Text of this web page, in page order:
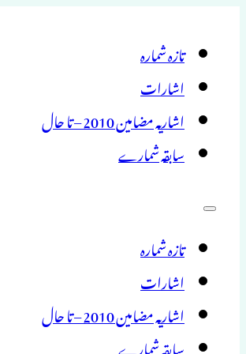
تازہ شمارہ
اشارات
اشاریہ مضامین 2010 – تا حال
سابقہ شمارے
تازہ شمارہ
اشارات
اشاریہ مضامین 2010 – تا حال
سابقہ شمارے